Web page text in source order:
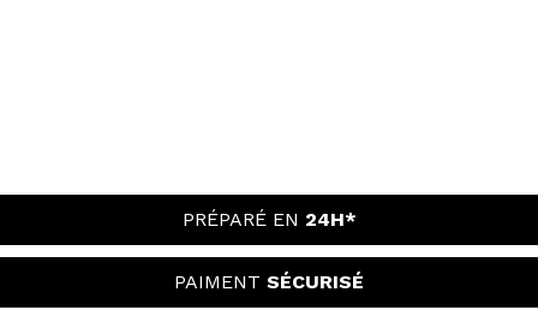
PRÉPARÉ EN 24H*
PAIMENT SÉCURISÉ